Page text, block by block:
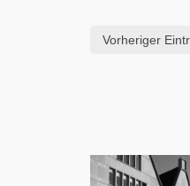
Vorheriger